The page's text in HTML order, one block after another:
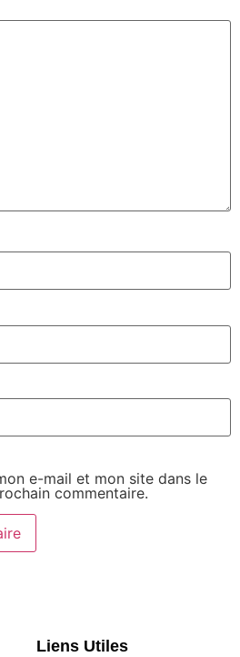
e-mail et mon site dans le
commentaire.
Liens Utiles